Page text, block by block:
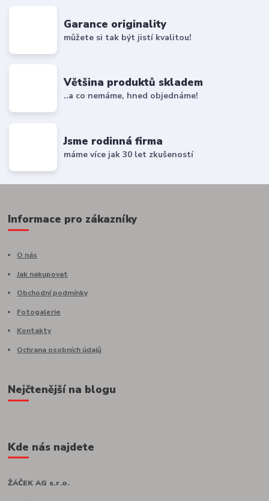
Garance originality
můžete si tak být jistí kvalitou!
Většina produktů skladem
..a co nemáme, hned objednáme!
Jsme rodinná firma
máme více jak 30 let zkušeností
Informace pro zákazníky
O nás
Jak nakupovat
Obchodní podmínky
Fotogalerie
Kontakty
Ochrana osobních údajů
Nejčtenější na blogu
Kde nás najdete
ŽÁČEK AG s.r.o.